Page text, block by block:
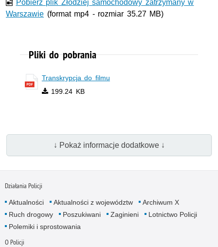
Pobierz plik Złodziej samochodowy zatrzymany w
Warszawie (format mp4 - rozmiar 35.27 MB)
Pliki do pobrania
Transkrypcja do filmu
199.24 KB
↓ Pokaż informacje dodatkowe ↓
Działania Policji
Aktualności Aktualności z województw
Archiwum X
Ruch drogowy
Poszukiwani Zaginieni
Lotnictwo Policji
Polemiki i sprostowania
O Policji